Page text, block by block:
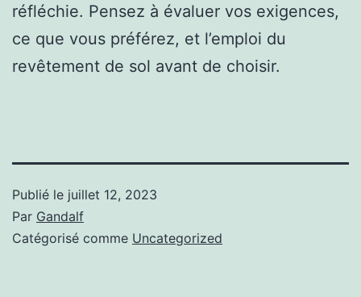
réfléchie. Pensez à évaluer vos exigences,
ce que vous préférez, et l’emploi du
revêtement de sol avant de choisir.
Publié le juillet 12, 2023
Par Gandalf
Catégorisé comme Uncategorized